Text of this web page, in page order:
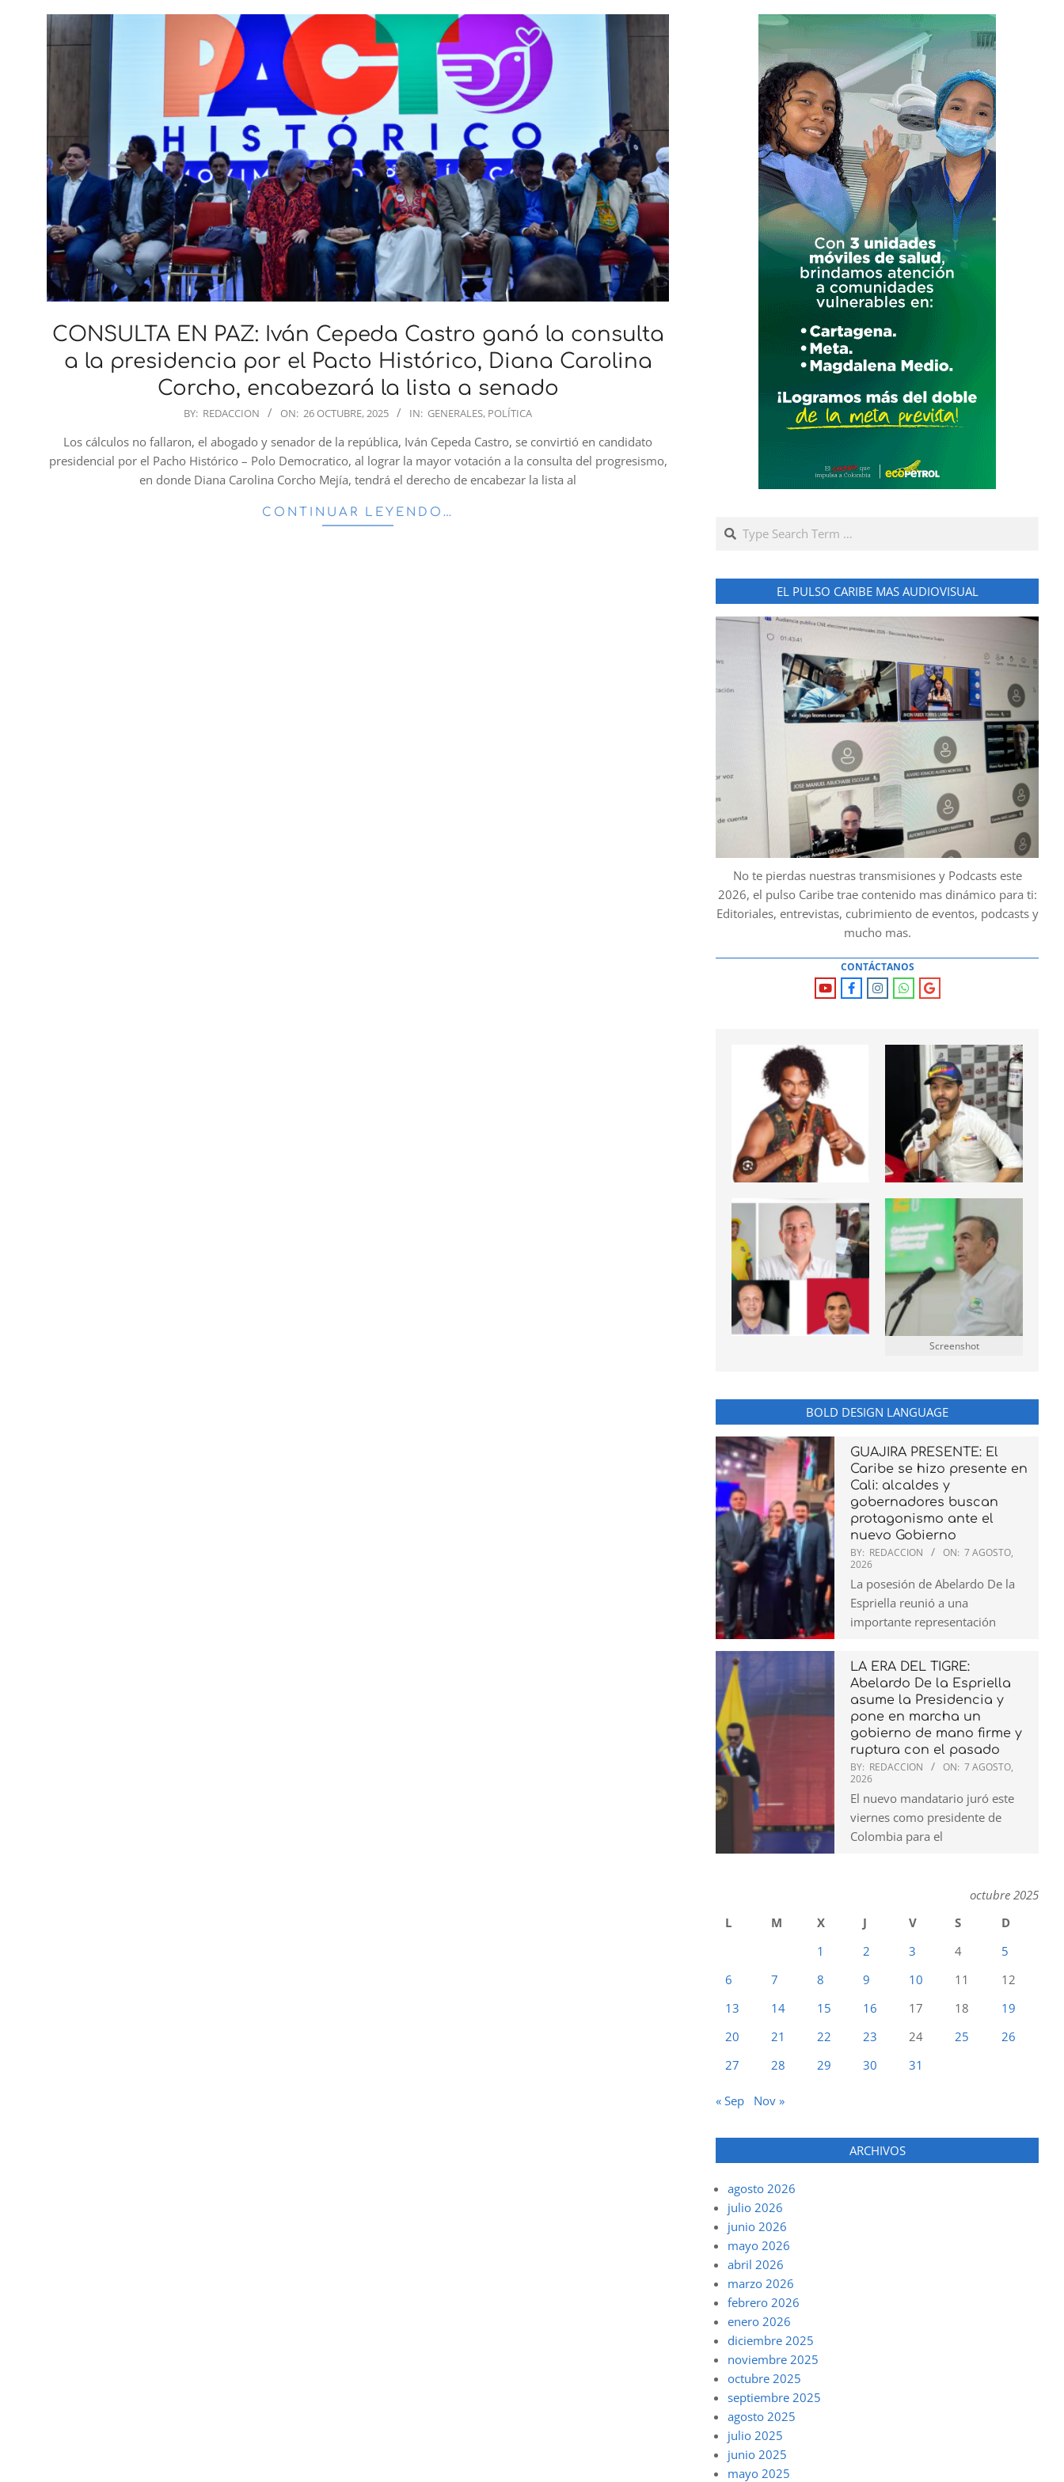
CONSULTA EN PAZ: Iván Cepeda Castro ganó la consulta
a la presidencia por el Pacto Histórico, Diana Carolina
Corcho, encabezará la lista a senado
BY: REDACCION ON: 26 OCTUBRE, 2025 IN: GENERALES, POLÍTICA
Los cálculos no fallaron, el abogado y senador de la república, Iván Cepeda Castro, se convirtió en candidato
presidencial por el Pacho Histórico – Polo Democratico, al lograr la mayor votación a la consulta del progresismo,
en donde Diana Carolina Corcho Mejía, tendrá el derecho de encabezar la lista al
CONTINUAR LEYENDO…
Search
EL PULSO CARIBE MAS AUDIOVISUAL
No te pierdas nuestras transmisiones y Podcasts este
2026, el pulso Caribe trae contenido mas dinámico para ti:
Editoriales, entrevistas, cubrimiento de eventos, podcasts y
mucho mas.
CONTÁCTANOS
Screenshot
BOLD DESIGN LANGUAGE
GUAJIRA PRESENTE: El
Caribe se hizo presente en
Cali: alcaldes y
gobernadores buscan
protagonismo ante el
nuevo Gobierno
BY: REDACCION ON: 7 AGOSTO,
2026
La posesión de Abelardo De la
Espriella reunió a una
importante representación
LA ERA DEL TIGRE:
Abelardo De la Espriella
asume la Presidencia y
pone en marcha un
gobierno de mano firme y
ruptura con el pasado
BY: REDACCION ON: 7 AGOSTO,
2026
El nuevo mandatario juró este
viernes como presidente de
Colombia para el
octubre 2025
L
M X J V S
D
1
2 3 4
5
6
7 8 9 10 11
12
13
14 15 16 17 18
19
20
21 22 23 24 25
26
27
28 29 30 31
« Sep Nov »
ARCHIVOS
agosto 2026
julio 2026
junio 2026
mayo 2026
abril 2026
marzo 2026
febrero 2026
enero 2026
diciembre 2025
noviembre 2025
octubre 2025
septiembre 2025
agosto 2025
julio 2025
junio 2025
mayo 2025